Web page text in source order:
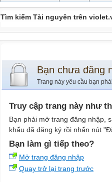
Tìm kiếm Tài nguyên trên
Bạn chưa đăng
Trang này yêu cầu bạn
Truy cập trang này như
Bạn phải mở trang đăng nhập,
khẩu đã đăng ký rồi nhấn nút
Bạn làm gì tiếp theo?
Mở trang đăng nhập
Quay trở lại trang trước